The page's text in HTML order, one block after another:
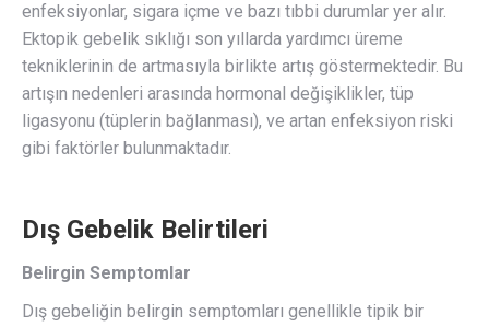
enfeksiyonlar, sigara içme ve bazı tıbbi durumlar yer alır.
Ektopik gebelik sıklığı son yıllarda yardımcı üreme
tekniklerinin de artmasıyla birlikte artış göstermektedir. Bu
artışın nedenleri arasında hormonal değişiklikler, tüp
ligasyonu (tüplerin bağlanması), ve artan enfeksiyon riski
gibi faktörler bulunmaktadır.
Dış Gebelik Belirtileri
Belirgin Semptomlar
Dış gebeliğin belirgin semptomları genellikle tipik bir